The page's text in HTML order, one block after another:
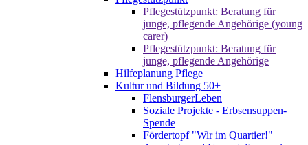
Pflegestützpunkt: Beratung für
junge, pflegende Angehörige (young
carer)
Pflegestützpunkt: Beratung für
junge, pflegende Angehörige
Hilfeplanung Pflege
Kultur und Bildung 50+
FlensburgerLeben
Soziale Projekte - Erbsensuppen-
Spende
Fördertopf "Wir im Quartier!"